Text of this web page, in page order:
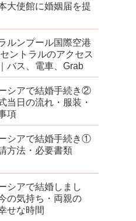
大使館に婚姻届を提
ルンプール国際空港
ントラルのアクセス
バス、電車、Grab
シアで結婚手続き②
当日の流れ・服装・
項
シアで結婚手続き①
方法・必要書類
シアで結婚しまし
の気持ち・両親の
せな時間